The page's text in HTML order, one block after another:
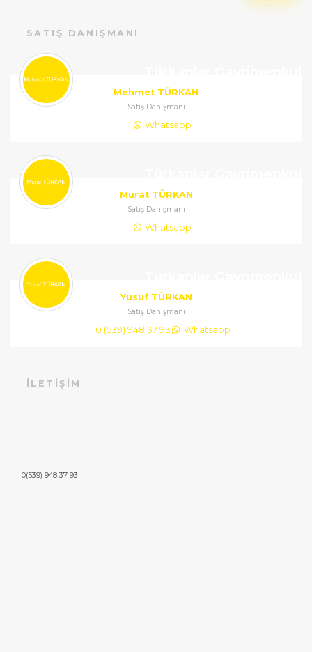
SATIŞ DANIŞMANI
Mehmet TÜRKAN
Satış Danışmanı
Whatsapp
Murat TÜRKAN
Satış Danışmanı
Whatsapp
Yusuf TÜRKAN
Satış Danışmanı
0 (539) 948 37 93 Whatsapp
İLETIŞIM
0(539) 948 37 93